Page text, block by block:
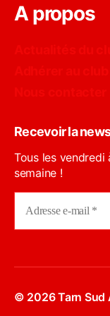
A propos
Recevoir la
Tous les vendredi
semaine !
© 2026Tarn Sud